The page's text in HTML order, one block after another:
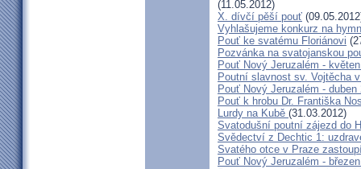
(11.05.2012)
X. dívčí pěší pouť
Vyhlašujeme konkurz na
Pouť ke svatému Floriánovi
Pozvánka na svatojanskou
Pouť Nový Jeruzalém -
Poutní slavnost sv. Vojtěcha
Pouť Nový Jeruzalém - duben
Pouť k hrobu Dr. Františka
Lurdy na Kubě (31.03.2012)
Svatodušní poutní zájezd do
Svědectví z Dechtic 1:
Svatého otce v Praze
Pouť Nový Jeruzalém -